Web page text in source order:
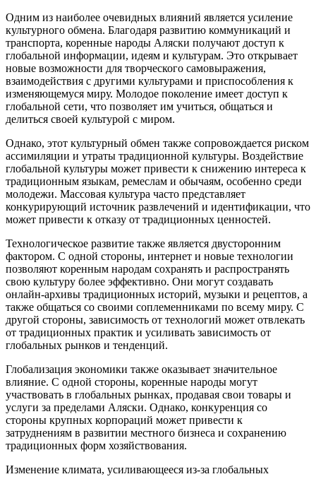
Одним из наиболее очевидных влияний является усиление
культурного обмена. Благодаря развитию коммуникаций и
транспорта, коренные народы Аляски получают доступ к
глобальной информации, идеям и культурам. Это открывает
новые возможности для творческого самовыражения,
взаимодействия с другими культурами и приспособления к
изменяющемуся миру. Молодое поколение имеет доступ к
глобальной сети, что позволяет им учиться, общаться и
делиться своей культурой с миром.
Однако, этот культурный обмен также сопровождается риском
ассимиляции и утраты традиционной культуры. Воздействие
глобальной культуры может привести к снижению интереса к
традиционным языкам, ремеслам и обычаям, особенно среди
молодежи. Массовая культура часто представляет
конкурирующий источник развлечений и идентификации, что
может привести к отказу от традиционных ценностей.
Технологическое развитие также является двусторонним
фактором. С одной стороны, интернет и новые технологии
позволяют коренным народам сохранять и распространять
свою культуру более эффективно. Они могут создавать
онлайн-архивы традиционных историй, музыки и рецептов, а
также общаться со своими соплеменниками по всему миру. С
другой стороны, зависимость от технологий может отвлекать
от традиционных практик и усиливать зависимость от
глобальных рынков и тенденций.
Глобализация экономики также оказывает значительное
влияние. С одной стороны, коренные народы могут
участвовать в глобальных рынках, продавая свои товары и
услуги за пределами Аляски. Однако, конкуренция со
стороны крупных корпораций может привести к
затруднениям в развитии местного бизнеса и сохранению
традиционных форм хозяйствования.
Изменение климата, усиливающееся из-за глобальных